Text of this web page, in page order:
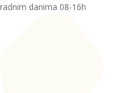
radnim danima 08-16h